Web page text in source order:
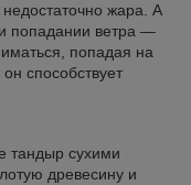
недостаточно жара. А
попадании ветра —
попадая на
способствует
тандыр сухими
древесину и